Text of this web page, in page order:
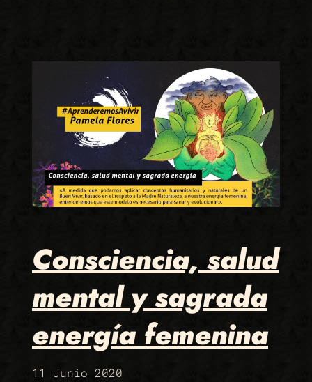
Consciencia, salud
mental y sagrada
energía femenina
11 Junio 2020